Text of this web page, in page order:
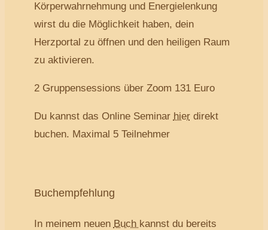
Körperwahrnehmung und Energielenkung
wirst du die Möglichkeit haben, dein
Herzportal zu öffnen und den heiligen Raum
zu aktivieren.
2 Gruppensessions über Zoom 131 Euro
Du kannst das Online Seminar hierdirekt
buchen. Maximal 5 Teilnehmer
Buchempfehlung
In meinem neuen Buch kannst du bereits